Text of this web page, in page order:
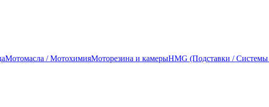
Мотомасла / МотохимияМоторезина и камерыHMG (Подставки / Системы